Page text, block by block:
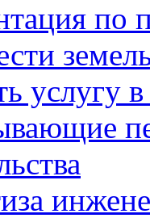
по
услугу в